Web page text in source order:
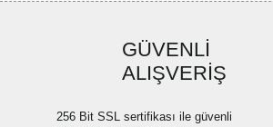
GÜVENLİ
ALIŞVERİŞ
256 Bit SSL sertifikası ile güvenli